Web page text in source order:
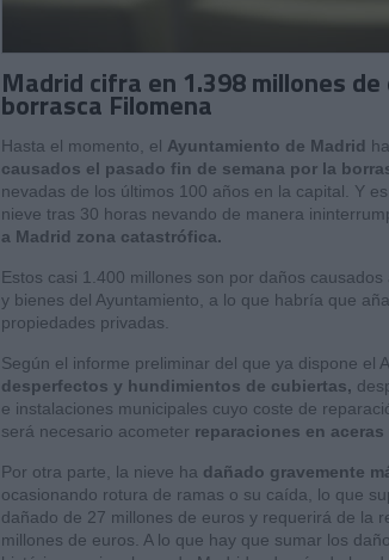
Madrid cifra en 1.398 millones
borrasca Filomena
Hasta el momento, el Ayuntamiento de Madrid
causados el pasado fin de semana por la
nevadas de los últimos 100 años en la capital. Y
nieve tras 30 horas nevando de manera
a Madrid zona catastrófica.
Estos casi 1.400 millones son por daños
y bienes del Ayuntamiento, a lo que habría que
propiedades privadas.
Según el informe preliminar del que ya dispone el
desperfectos y hundimientos de cubiertas,
e instalaciones municipales cuyo coste de
será necesario acometer reparaciones en aceras
Por otra parte, la nieve ha dañado gravemente
ocasionando rotura de ramas o su caída, lo que
dañado de 27 millones de euros y requerirá de la
millones de euros. A lo que hay que sumar los